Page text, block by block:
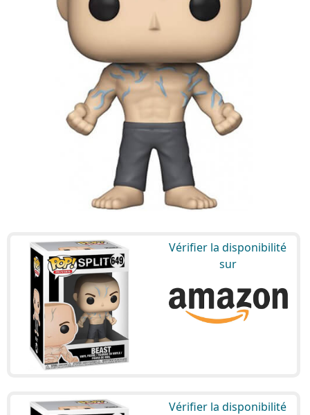
Vérifier la disponibilité
sur
Vérifier la disponibilité